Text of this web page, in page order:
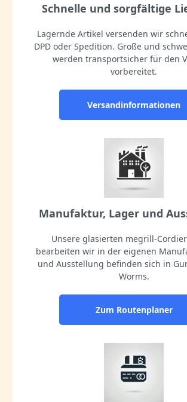
Schnelle und sorgfältige
Lagernde Artikel versenden wir
DPD oder Spedition. Große und
werden transportsicher für den
vorbereitet.
Versandinformationen
Manufaktur, Lager und
Unsere glasierten megrill-
bearbeiten wir in der eigenen
und Ausstellung befinden sich in
Worms.
Zum Routenplaner